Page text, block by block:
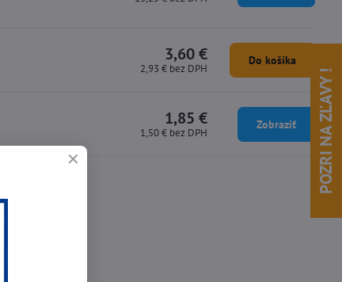
3,60 €
2,93 € bez DPH
Do košíka
1,85 €
1,50 € bez DPH
Zobraziť POZRI NA ZĽAVY !